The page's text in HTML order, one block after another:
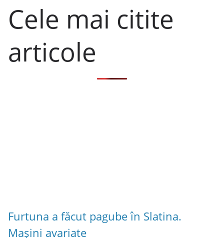
Cele mai citite
articole
Furtuna a făcut pagube în Slatina.
Mașini avariate